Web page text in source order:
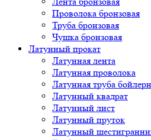
Проволока бронзовая
Труба бронзовая
Чушка бронзовая
Латунный прокат
Латунная лента
Латунная проволока
Латунная труба
Латунный квадрат
Латунный лист
Латунный пруток
Латунный